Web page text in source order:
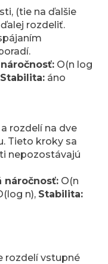
(tie na ďalšie
rozdeliť.
O(n log
Stabilita: áno
rozdelí na dve
Tieto kroky sa
nepozostávajú
náročnosť: O(n
n), Stabilita:
rozdelí vstupné